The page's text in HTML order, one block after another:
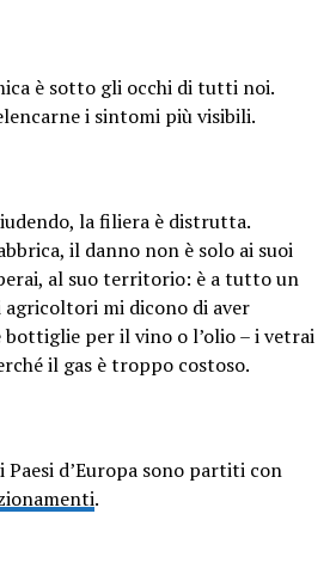
è sotto gli occhi di tutti noi.
i sintomi più visibili.
la filiera è distrutta.
il danno non è solo ai suoi
al suo territorio: è a tutto un
agricoltori mi dicono di aver
per il vino o l’olio – i vetrai
il gas è troppo costoso.
d’Europa sono partiti con
.